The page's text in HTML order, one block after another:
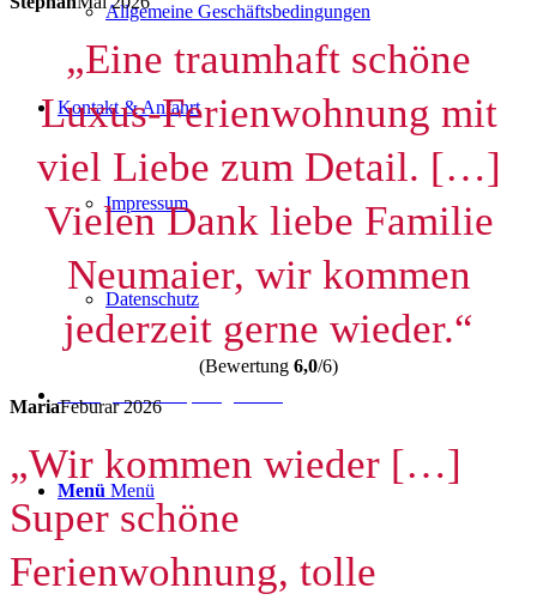
Allgemeine Geschäftsbedingungen
Kontakt & Anfahrt
Impressum
Datenschutz
Menü Menü
„Eine traumhaft schöne
Luxus-Ferienwohnung mit
viel Liebe zum Detail. […]
Vielen Dank liebe Familie
Neumaier, wir kommen
jederzeit gerne wieder.“
(Bewertung 6,0/6)
MariaFeburar 2026
„Wir kommen wieder […]
Super schöne
Ferienwohnung, tolle